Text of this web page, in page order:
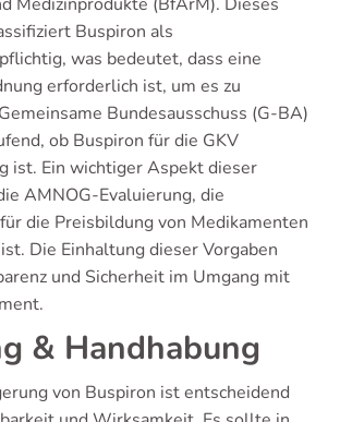
Buspiron als
was bedeutet, dass eine
erforderlich ist, um es zu
Bundesausschuss (G-BA)
ob Buspiron für die GKV
ist. Ein wichtiger Aspekt dieser
AMNOG-Evaluierung, die
die Preisbildung von Medikamenten
Die Einhaltung dieser Vorgaben
und Sicherheit im Umgang mit
& Handhabung
von Buspiron ist entscheidend